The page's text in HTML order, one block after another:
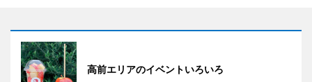
高前エリアのイベントいろいろ